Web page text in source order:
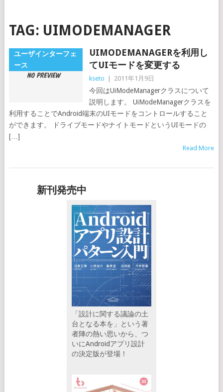
TAG: UIMODEMANAGER
ユーザインターフェ
ース
UIMODEMANAGERを利用し
てUIモードを変更する
kseto 2011年1月9日
今回はUiModeManagerクラスについて
説明します。 UiModeManagerクラスを
利用することでAndroid端末のUIモードをコントロールすること
ができます。 ドライブモードやナイトモードというUIモードの
[…]
Read More
新刊発売中
「設計に関する議論の土
台となる本を」という著
者陣の熱い思いから、つ
いにAndroidアプリ設計
の決定版が登場！